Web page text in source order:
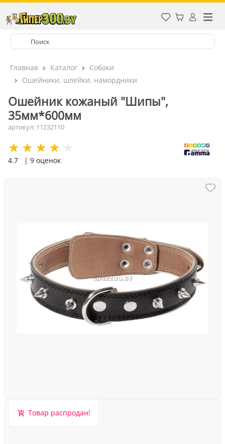
Главная Каталог
Собаки
Ошейники, шлейки, намордники
Ошейник кожаный "Шипы",
35мм*600мм
артикул: 11232110
4.7 | 9 оценок
Товар распродан!